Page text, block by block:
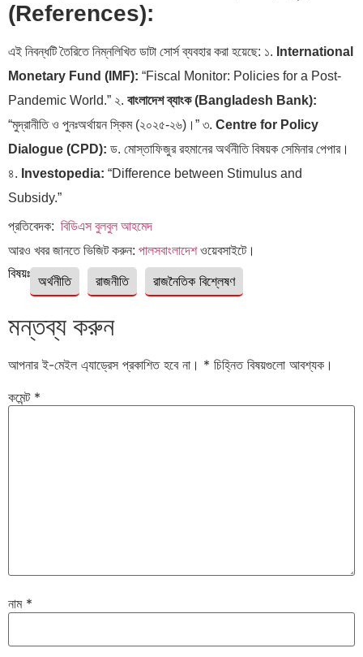
(References):
এই নিবন্ধটি তৈরিতে নিম্নলিখিত ডাটা সোর্স ব্যবহার করা হয়েছে: ১. International
Monetary Fund (IMF): “Fiscal Monitor: Policies for a Post-
Pandemic World.” ২. বাংলাদেশ ব্যাংক (Bangladesh Bank):
“মুদ্রানীতি ও পুনঃঅর্থায়ন স্কিম (২০২৫-২৬)।” ৩. Centre for Policy
Dialogue (CPD): ড. মোস্তাফিজুর রহমানের অর্থনীতি বিষয়ক সেমিনার পেপার।
৪. Investopedia: “Difference between Stimulus and
Subsidy.”
প্রতিবেদক: বিডিএস বুলবুল আহমেদ
আরও খবর জানতে ভিজিট করুন: পালসবাংলাদেশওয়েবসাইটে।
বিষয়ঃ অর্থনীতি রাজনীতি রাজনৈতিক বিশ্লেষণ
মন্তব্য করুন
আপনার ই-মেইল এ্যাড্রেস প্রকাশিত হবে না। * চিহ্নিত বিষয়গুলো আবশ্যক।
কমেন্ট *
নাম *